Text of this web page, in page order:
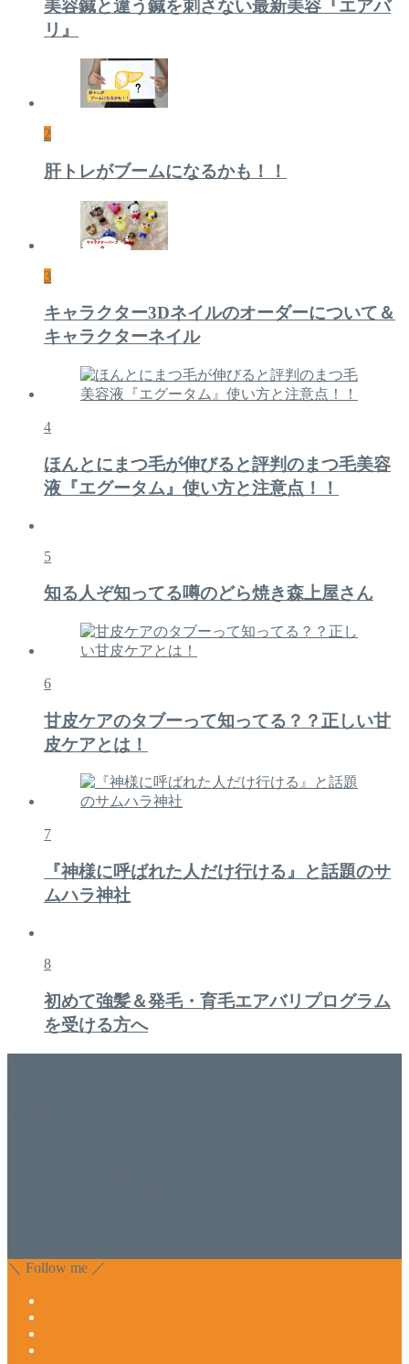
美容鍼と違う鍼を刺さない最新美容『エアバ
リ』
2
肝トレがブームになるかも！！
3
キャラクター3Dネイルのオーダーについて＆
キャラクターネイル
4
ほんとにまつ毛が伸びると評判のまつ毛美容
液『エグータム』使い方と注意点！！
5
知る人ぞ知ってる噂のどら焼き森上屋さん
6
甘皮ケアのタブーって知ってる？？正しい甘
皮ケアとは！
7
『神様に呼ばれた人だけ行ける』と話題のサ
ムハラ神社
8
初めて強髪＆発毛・育毛エアバリプログラム
を受ける方へ
＼ Follow me ／